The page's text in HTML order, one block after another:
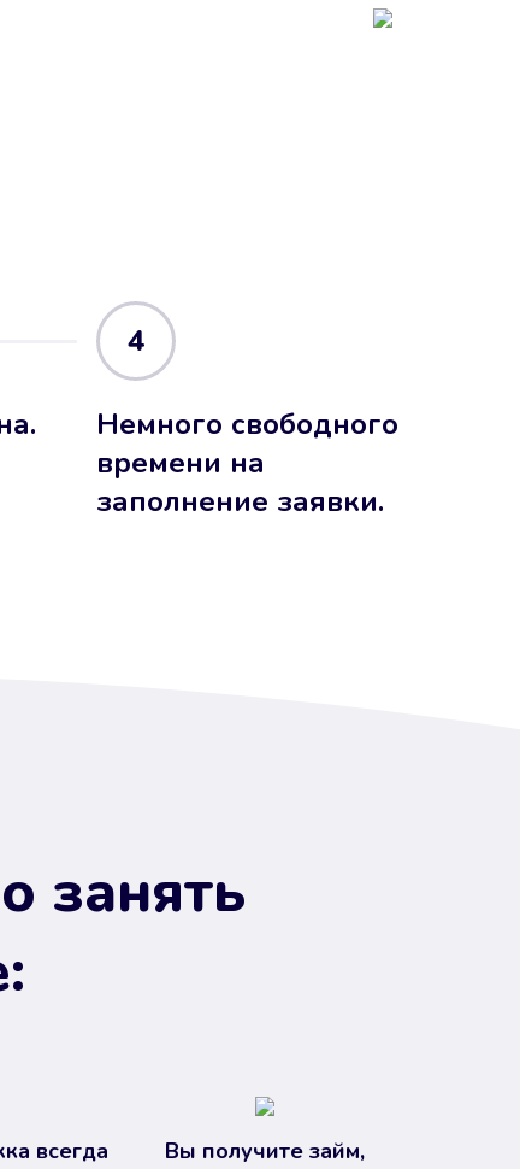
4
Немного свободного
времени на
заполнение заявки.
занять
всегда
Вы получите займ,